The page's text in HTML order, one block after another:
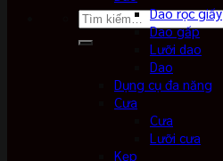
Tìm
Dao rọc giấy
Dao gấp
Lưỡi dao
Dao
Dụng cụ đa năng
Cưa
Cưa
Lưỡi cưa
Kẹp